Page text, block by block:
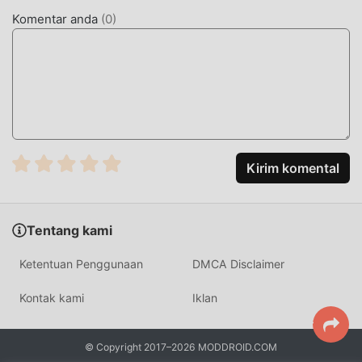
moddroid tidak hanya menyediakan yang asliLauncher OS
klien, Anda dapat mengunduh dan menginstal Free versi
mod Launcher OS 18 15.5 dengan satu klik, dan kemudian
nikmati Kenyamanan yang dibawa oleh Launcher OS 18!
UNDUH SEKARANG
Cukup klik tombol unduh untuk menginstal aplikasi
moddroid, Anda dapat langsung mengunduh versi mod
gratis Launcher OS 18 15.5dalam paket instalasi moddroid
dengan satu klik, dan ada lebih banyak aplikasi mod
populer gratis yang menunggu untuk Anda mainkan,
Komentar anda (0)
Kirim komental
Tentang kami
Ketentuan Penggunaan DMCA Disclaimer
Kontak kami Iklan
© Copyright 2017–2026 MODDROID.COM